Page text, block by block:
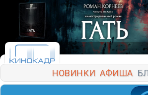
НОВИНКИ АФИША